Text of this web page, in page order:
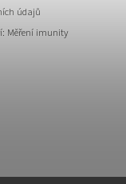
údajů
Měření imunity